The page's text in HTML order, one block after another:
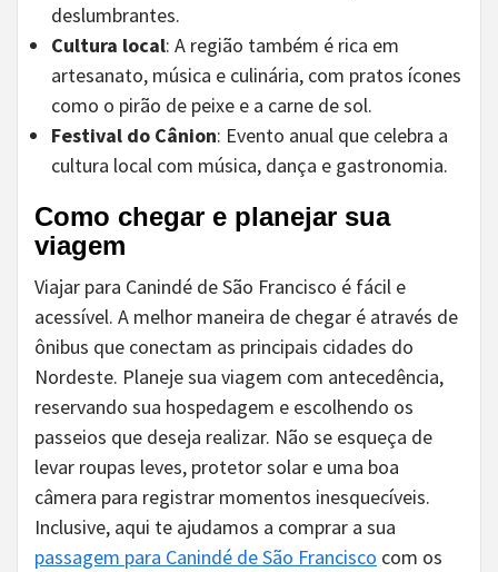
deslumbrantes.
Cultura local: A região também é rica em
artesanato, música e culinária, com pratos ícones
como o pirão de peixe e a carne de sol.
Festival do Cânion: Evento anual que celebra a
cultura local com música, dança e gastronomia.
Como chegar e planejar sua
viagem
Viajar para Canindé de São Francisco é fácil e
acessível. A melhor maneira de chegar é através de
ônibus que conectam as principais cidades do
Nordeste. Planeje sua viagem com antecedência,
reservando sua hospedagem e escolhendo os
passeios que deseja realizar. Não se esqueça de
levar roupas leves, protetor solar e uma boa
câmera para registrar momentos inesquecíveis.
Inclusive, aqui te ajudamos a comprar a sua
passagem para Canindé de São Francisco com os